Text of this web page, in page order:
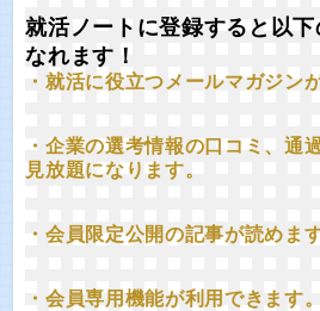
就活ノートに登録すると以
なれます！
・就活に役立つメールマガジン
・企業の選考情報の口コミ、通
見放題になります。
・会員限定公開の記事が読めます
・会員専用機能が利用できます